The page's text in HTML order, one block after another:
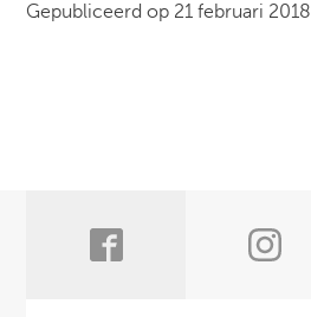
Gepubliceerd op 21 februari 2018